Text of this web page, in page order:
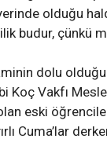
olduğu
budur, çünkü
dolu
Vakfı
eski
Cuma’lar